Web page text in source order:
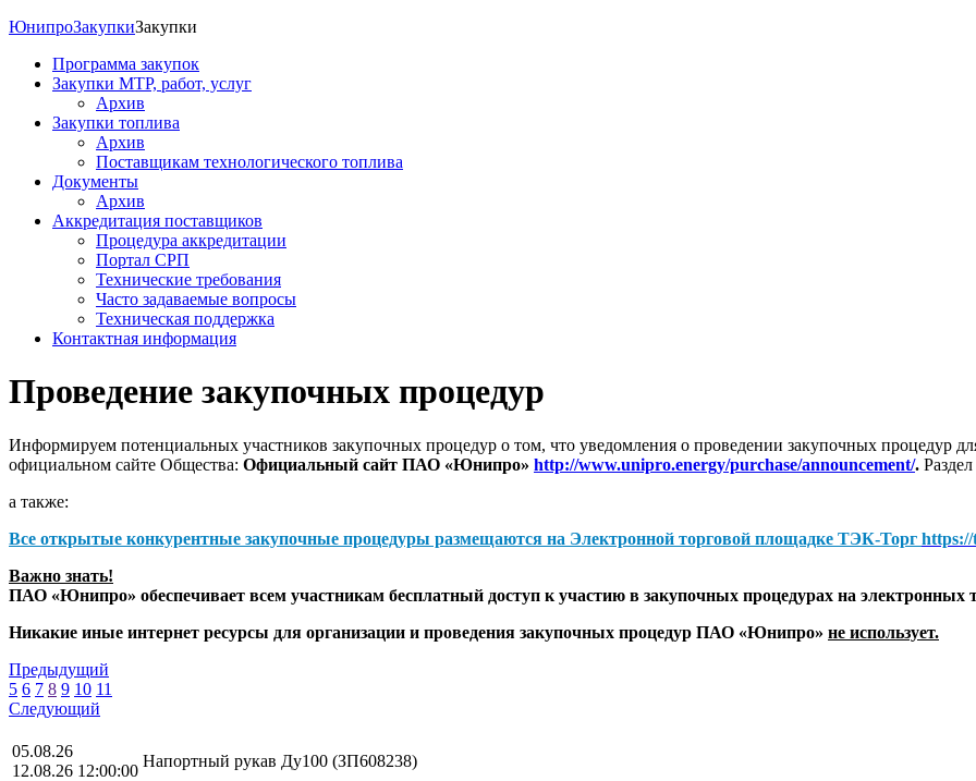
ЮнипроЗакупкиЗакупки
Программа закупок
Закупки МТР, работ, услуг
Архив
Закупки топлива
Архив
Поставщикам технологического топлива
Документы
Архив
Аккредитация поставщиков
Процедура аккредитации
Портал СРП
Технические требования
Часто задаваемые вопросы
Техническая поддержка
Контактная информация
Проведение закупочных процедур
Информируем потенциальных участников закупочных процедур о том, что уведомления о проведении закупочных
официальном сайте Общества: Официальный сайт ПАО «Юнипро» http://www.unipro.energy/purchase/announcement/.
а также:
Все открытые конкурентные закупочные процедуры размещаются на Электронной торговой площадке ТЭК-Торг
Важно знать!
ПАО «Юнипро» обеспечивает всем участникам бесплатный доступ к участию в закупочных процедурах на электронных
Никакие иные интернет ресурсы для организации и проведения закупочных процедур ПАО «Юнипро» не использует.
Предыдущий
5 6 7 8 9 10 11
Следующий
05.08.26
12.08.26 12:00:00
Напортный рукав Ду100 (ЗП608238)